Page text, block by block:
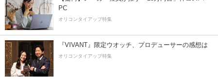
PC
オリコンタイアップ特集
『VIVANT』限定ウオッチ、プロデューサーの感想は
オリコンタイアップ特集